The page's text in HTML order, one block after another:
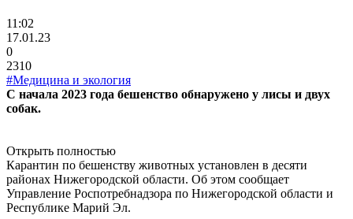
11:02
17.01.23
0
2310
#Медицина и экология
С начала 2023 года бешенство обнаружено у лисы и двух
собак.
Открыть полностью
Карантин по бешенству животных установлен в десяти
районах Нижегородской области. Об этом сообщает
Управление Роспотребнадзора по Нижегородской области и
Республике Марий Эл.